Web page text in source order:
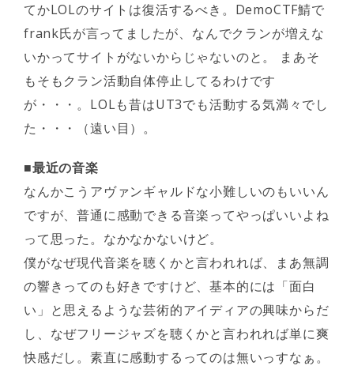
てかLOLのサイトは復活するべき。DemoCTF鯖で
frank氏が言ってましたが、なんでクランが増えな
いかってサイトがないからじゃないのと。 まあそ
もそもクラン活動自体停止してるわけです
が・・・。LOLも昔はUT3でも活動する気満々でし
た・・・（遠い目）。
■最近の音楽
なんかこうアヴァンギャルドな小難しいのもいいん
ですが、普通に感動できる音楽ってやっぱいいよね
って思った。なかなかないけど。
僕がなぜ現代音楽を聴くかと言われれば、まあ無調
の響きってのも好きですけど、基本的には「面白
い」と思えるような芸術的アイディアの興味からだ
し、なぜフリージャズを聴くかと言われれば単に爽
快感だし。素直に感動するってのは無いっすなぁ。